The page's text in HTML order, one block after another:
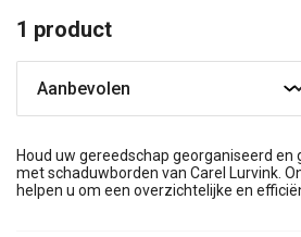
1 product
Houd uw gereedschap georganiseerd
met schaduwborden van Carel Lurvink.
helpen u om een overzichtelijke en